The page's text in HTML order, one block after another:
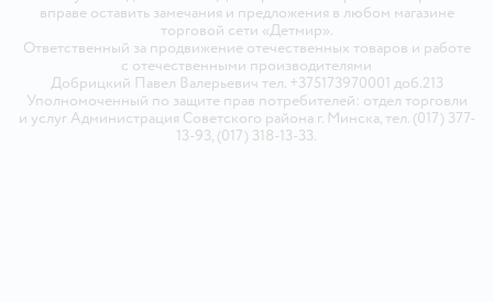
вправе оставить замечания и предложения в любом магазине
торговой сети «Детмир».
Ответственный за продвижение отечественных товаров и работе
с отечественными производителями
Добрицкий Павел Валерьевич тел. +375173970001 доб.213
Уполномоченный по защите прав потребителей: отдел торговли
и услуг Администрация Советского района г. Минска, тел. (017) 377-
13-93, (017) 318-13-33.